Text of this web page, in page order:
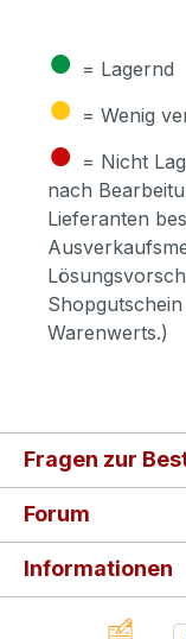
● = Lagernd
● = Wenig
● = Nicht
nach
Lieferanten
Warenwerts.)
Fragen zur
Forum
Informationen